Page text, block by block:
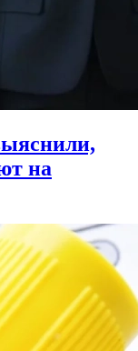
на